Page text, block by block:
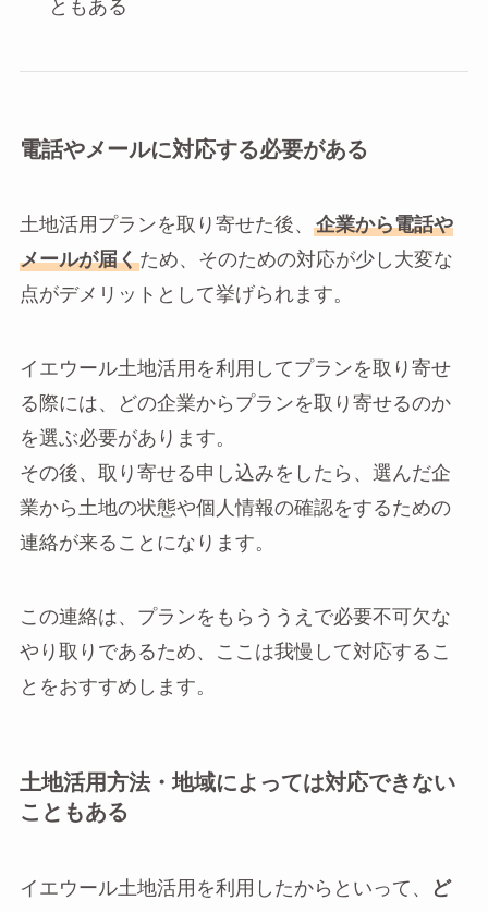
ともある
電話やメールに対応する必要がある
土地活用プランを取り寄せた後、
企業から電話や
メールが届くため、そのための対応が少し大変な
点がデメリットとして挙げられます。
イエウール土地活用を利用してプランを取り寄せ
る際には、どの企業からプランを取り寄せるのか
を選ぶ必要があります。
その後、取り寄せる申し込みをしたら、選んだ企
業から土地の状態や個人情報の確認をするための
連絡が来ることになります。
この連絡は、プランをもらううえで必要不可欠な
やり取りであるため、ここは我慢して対応するこ
とをおすすめします。
土地活用方法・地域によっては対応できない
こともある
イエウール土地活用を利用したからといって、
ど